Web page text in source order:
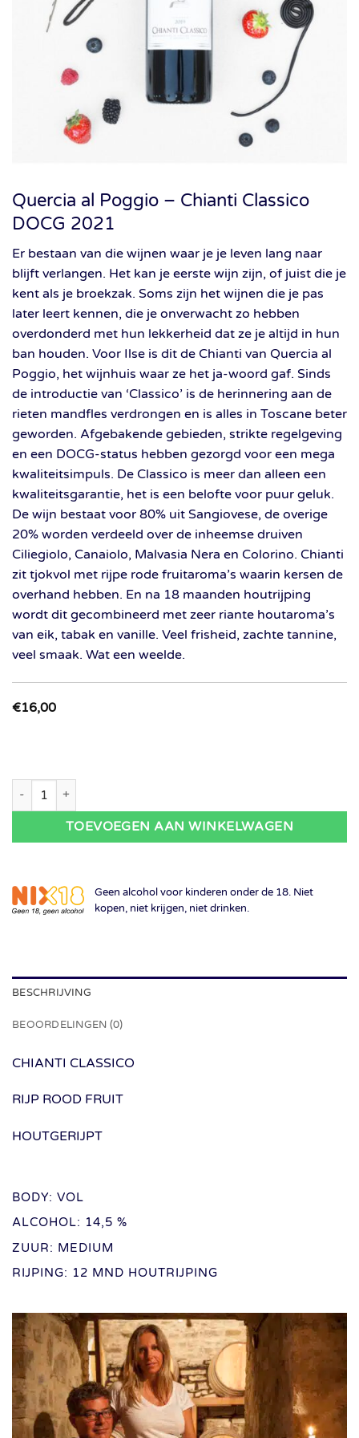
Quercia al Poggio – Chianti Classico
DOCG 2021
Er bestaan van die wijnen waar je je leven lang naar
blijft verlangen. Het kan je eerste wijn zijn, of juist die je
kent als je broekzak. Soms zijn het wijnen die je pas
later leert kennen, die je onverwacht zo hebben
overdonderd met hun lekkerheid dat ze je altijd in hun
ban houden. Voor Ilse is dit de Chianti van Quercia al
Poggio, het wijnhuis waar ze het ja-woord gaf. Sinds
de introductie van ‘Classico’ is de herinnering aan de
rieten mandfles verdrongen en is alles in Toscane beter
geworden. Afgebakende gebieden, strikte regelgeving
en een DOCG-status hebben gezorgd voor een mega
kwaliteitsimpuls. De Classico is meer dan alleen een
kwaliteitsgarantie, het is een belofte voor puur geluk.
De wijn bestaat voor 80% uit Sangiovese, de overige
20% worden verdeeld over de inheemse druiven
Ciliegiolo, Canaiolo, Malvasia Nera en Colorino. Chianti
zit tjokvol met rijpe rode fruitaroma’s waarin kersen de
overhand hebben. En na 18 maanden houtrijping
wordt dit gecombineerd met zeer riante houtaroma’s
van eik, tabak en vanille. Veel frisheid, zachte tannine,
veel smaak. Wat een weelde.
€16,00
Quercia al Poggio - Chianti Classico DOCG 2021 aantal
TOEVOEGEN AAN WINKELWAGEN
Geen alcohol voor kinderen onder de 18. Niet
kopen, niet krijgen, niet drinken.
BESCHRIJVING
BEOORDELINGEN (0)
CHIANTI CLASSICO
RIJP ROOD FRUIT
HOUTGERIJPT
BODY: VOL
ALCOHOL: 14,5 %
ZUUR: MEDIUM
RIJPING: 12 MND HOUTRIJPING